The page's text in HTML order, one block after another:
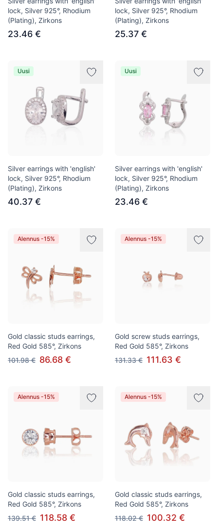
lock, Silver 925°, Rhodium
(Plating), Zirkons
23.46 €
lock, Silver 925°, Rhodium
(Plating), Zirkons
25.37 €
Uusi
Silver earrings with 'english'
lock, Silver 925°, Rhodium
(Plating), Zirkons
40.37 €
Uusi
Silver earrings with 'english'
lock, Silver 925°, Rhodium
(Plating), Zirkons
23.46 €
Alennus -15%
Gold classic studs earrings,
Red Gold 585°, Zirkons
101.98 € 86.68 €
Alennus -15%
Gold screw studs earrings,
Red Gold 585°, Zirkons
131.33 € 111.63 €
Alennus -15%
Gold classic studs earrings,
Red Gold 585°, Zirkons
139.51 € 118.58 €
Alennus -15%
Gold classic studs earrings,
Red Gold 585°, Zirkons
118.02 € 100.32 €